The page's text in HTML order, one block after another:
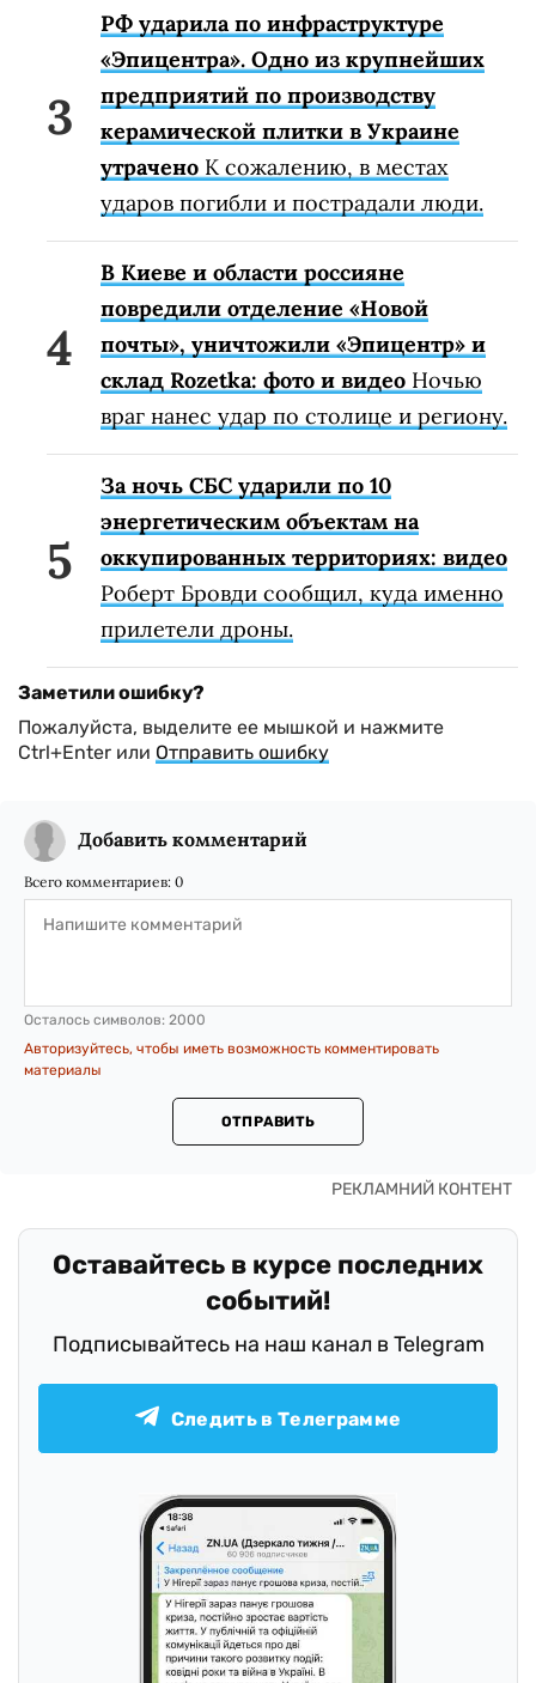
РФ ударила по инфраструктуре
«Эпицентра». Одно из крупнейших
предприятий по производству
керамической плитки в Украине
утрачено К сожалению, в местах
ударов погибли и пострадали люди.
В Киеве и области россияне
повредили отделение «Новой
почты», уничтожили «Эпицентр» и
склад Rozetka: фото и видео Ночью
враг нанес удар по столице и региону.
За ночь СБС ударили по 10
энергетическим объектам на
оккупированных территориях: видео
Роберт Бровди сообщил, куда именно
прилетели дроны.
Заметили ошибку?
Пожалуйста, выделите ее мышкой и нажмите
Ctrl+Enter или Отправить ошибку
Добавить комментарий
Всего комментариев: 0
Осталось символов: 2000
Авторизуйтесь, чтобы иметь возможность комментировать
материалы
ОТПРАВИТЬ
Оставайтесь в курсе последних
событий!
Подписывайтесь на наш канал в Telegram
Следить в Телеграмме